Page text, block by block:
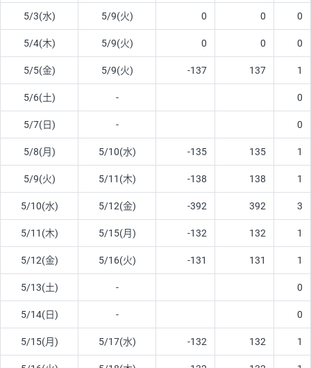
5/3(水) 5/9(火) 0 0 0
5/4(木) 5/9(火) 0 0 0
5/5(金) 5/9(火) -137 137 1
5/6(土) - 0
5/7(日) - 0
5/8(月) 5/10(水) -135 135 1
5/9(火) 5/11(木) -138 138 1
5/10(水) 5/12(金) -392 392 3
5/11(木) 5/15(月) -132 132 1
5/12(金) 5/16(火) -131 131 1
5/13(土) - 0
5/14(日) - 0
5/15(月) 5/17(水) -132 132 1